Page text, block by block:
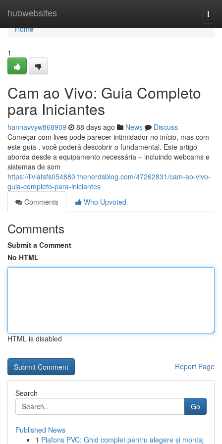
hubwebsites
Home
Home
1
Cam ao Vivo: Guia Completo
para Iniciantes
hannavvyw868909 88 days ago News
Discuss
Começar com lives pode parecer intimidador no início, mas com
este guia , você poderá descobrir o fundamental. Este artigo
aborda desde a equipamento necessária – incluindo webcams e
sistemas de som
https://liviatsfs054880.thenerdsblog.com/47262831/cam-ao-vivo-
guia-completo-para-iniciantes
Comments
Who Upvoted
Comments
Submit a Comment
No HTML
HTML is disabled
Report Page
Search
Go
Published News
1 Plafons PVC: Ghid complet pentru alegere și montaj